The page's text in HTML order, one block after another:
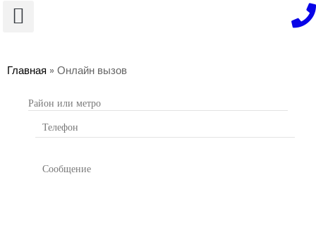
Главная » Онлайн вызов